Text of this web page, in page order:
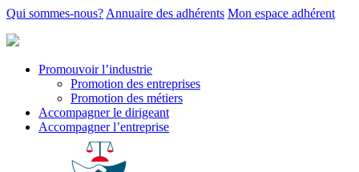
Qui sommes-nous? Annuaire des adhérents Mon espace adhérent
Promouvoir l’industrie
Promotion des entreprises
Promotion des métiers
Accompagner le dirigeant
Accompagner l’entreprise